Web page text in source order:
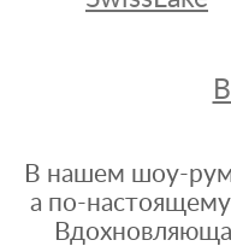
В нашем шоу-
а по-настоящему